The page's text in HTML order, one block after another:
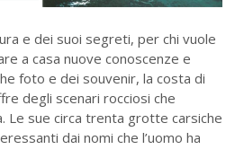
e dei suoi segreti, per chi vuole
a casa nuove conoscenze e
foto e dei souvenir, la costa di
degli scenari rocciosi che
Le sue circa trenta grotte carsiche
dai nomi che l’uomo ha